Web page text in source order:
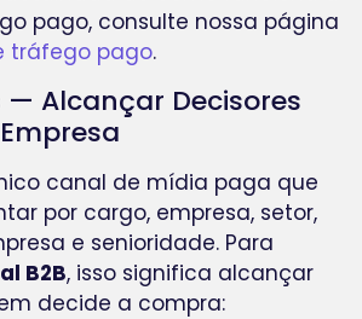
pago, consulte nossa página
tráfego pago.
— Alcançar Decisores
canal de mídia paga que
por cargo, empresa, setor,
e senioridade. Para
B2B, isso significa alcançar
decide a compra: